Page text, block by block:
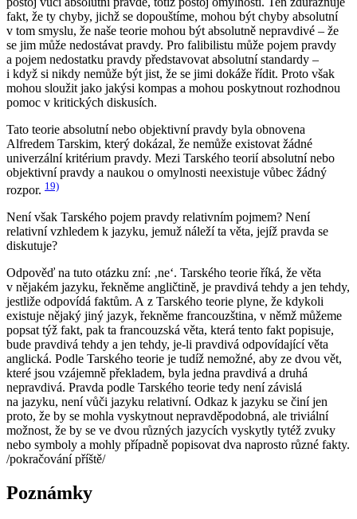
fakt, že ty chyby, jichž se dopouštíme, mohou být chyby absolutní
v tom smyslu, že naše teorie mohou být absolutně nepravdivé – že
se jim může nedostávat pravdy. Pro falibilistu může pojem pravdy
a pojem nedostatku pravdy představovat absolutní standardy –
i když si nikdy nemůže být jist, že se jimi dokáže řídit. Proto však
mohou sloužit jako jakýsi kompas a mohou poskytnout rozhodnou
pomoc v kritických diskusích.
Tato teorie absolutní nebo objektivní pravdy byla obnovena
Alfredem Tarskim, který dokázal, že nemůže existovat žádné
univerzální kritérium pravdy. Mezi Tarského teorií absolutní nebo
objektivní pravdy a naukou o omylnosti neexistuje vůbec žádný
rozpor. 19)
Není však Tarského pojem pravdy relativním pojmem? Není
relativní vzhledem k jazyku, jemuž náleží ta věta, jejíž pravda se
diskutuje?
Odpověď na tuto otázku zní: ‚ne‘. Tarského teorie říká, že věta
v nějakém jazyku, řekněme angličtině, je pravdivá tehdy a jen tehdy,
jestliže odpovídá faktům. A z Tarského teorie plyne, že kdykoli
existuje nějaký jiný jazyk, řekněme francouzština, v němž můžeme
popsat týž fakt, pak ta francouzská věta, která tento fakt popisuje,
bude pravdivá tehdy a jen tehdy, je-li pravdivá odpovídající věta
anglická. Podle Tarského teorie je tudíž nemožné, aby ze dvou vět,
které jsou vzájemně překladem, byla jedna pravdivá a druhá
nepravdivá. Pravda podle Tarského teorie tedy nenízávislá
na jazyku, není vůči jazyku relativní. Odkaz k jazyku se činí jen
proto, že by se mohla vyskytnout nepravděpodobná, ale triviální
možnost, že by se ve dvou různých jazycích vyskytly tytéž zvuky
nebo symboly a mohly případně popisovat dva naprosto různé fakty.
/pokračování příště/
Poznámky